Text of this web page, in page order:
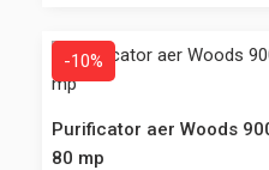
-10%
Purificator aer Woods
80 mp